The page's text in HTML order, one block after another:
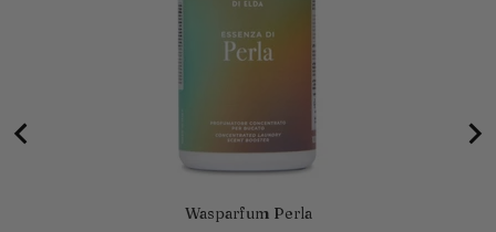
Wasparfum Perla